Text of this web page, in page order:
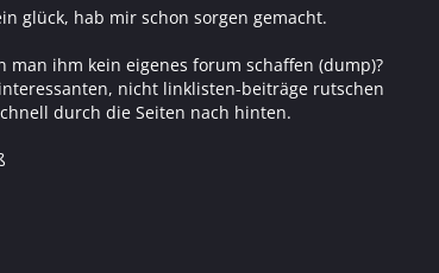
glück, hab mir schon sorgen gemacht.
man ihm kein eigenes forum schaffen (dump)?
nicht linklisten-beiträge rutschen
durch die Seiten nach hinten.